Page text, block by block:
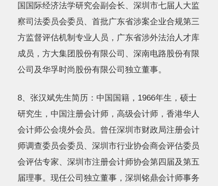
国国际经济法学研究会副会长、深圳市七届人大监
察司法委员会委员、首批广东省涉案企业合规第三
方监督评估机制专业人员，广东省涉外法治人才库
成员，方大集团股份有限公司、深南电路股份有限
公司及华孚时尚股份有限公司独立董事。
8、张汉斌先生简历：中国国籍，1966年生，硕士
研究生，中国注册会计师，高级会计师，香港华人
会计师公会境外会员。曾任深圳市财政局注册会计
师调查委员会委员、深圳市行业协会商会评估委员
会评估专家、深圳市注册会计师协会第四届及第五
届理事。现任公司独立董事，深圳铭鼎会计师事务